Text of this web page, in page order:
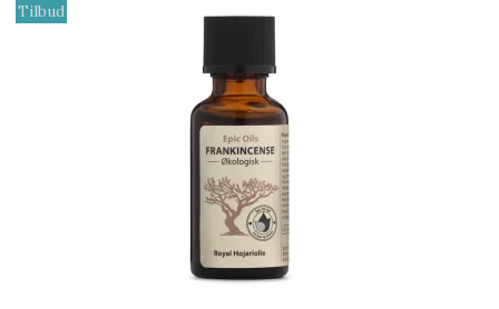
Tilbud